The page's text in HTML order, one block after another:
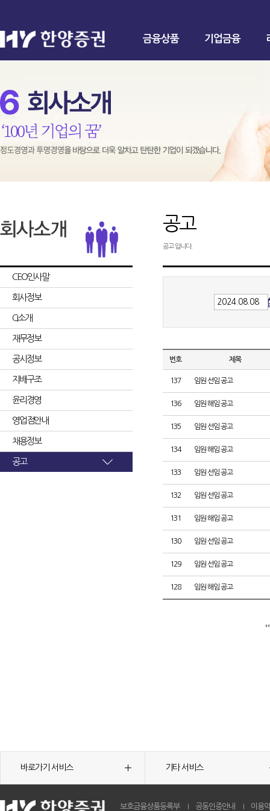
금융상품 기업금융
CEO인사말
회사정보
CI소개
재무정보
공시정보
지배구조
윤리경영
영업점안내
채용정보
공고
공고
공고 입니다.
번호 제목
137 임원 선임 공고
136 임원 해임 공고
135 임원 선임 공고
134 임원 해임 공고
133 임원 선임 공고
132 임원 선임 공고
131 임원 해임 공고
130 임원 선임 공고
129 임원 선임 공고
128 임원 해임 공고
바로가기 서비스 기타 서비스
보호금융상품등록부 공동인증안내 이용